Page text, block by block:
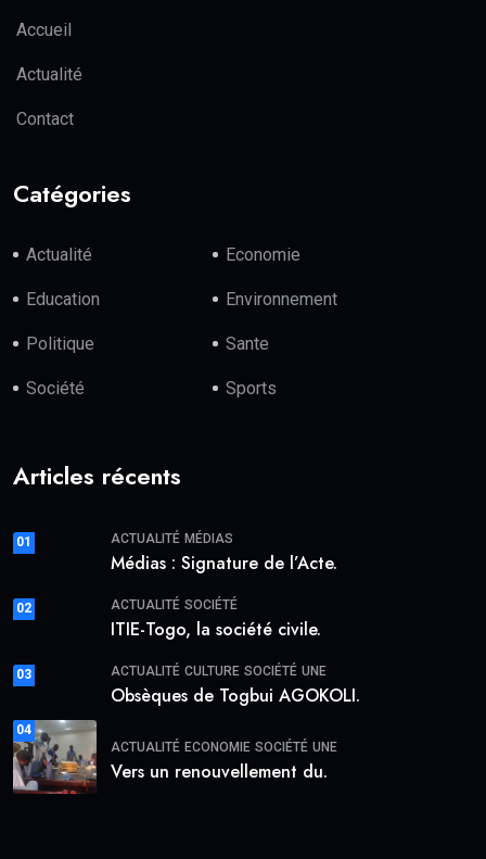
Accueil
Actualité
Contact
Catégories
Actualité Economie
Education Environnement
Politique Sante
Société Sports
Articles récents
01 ACTUALITÉ MÉDIAS
Médias : Signature de l’Acte.
02 ACTUALITÉ SOCIÉTÉ
ITIE-Togo, la société civile.
03 ACTUALITÉ CULTURE SOCIÉTÉ UNE
Obsèques de Togbui AGOKOLI.
04
ACTUALITÉ ECONOMIE SOCIÉTÉ UNE
Vers un renouvellement du.